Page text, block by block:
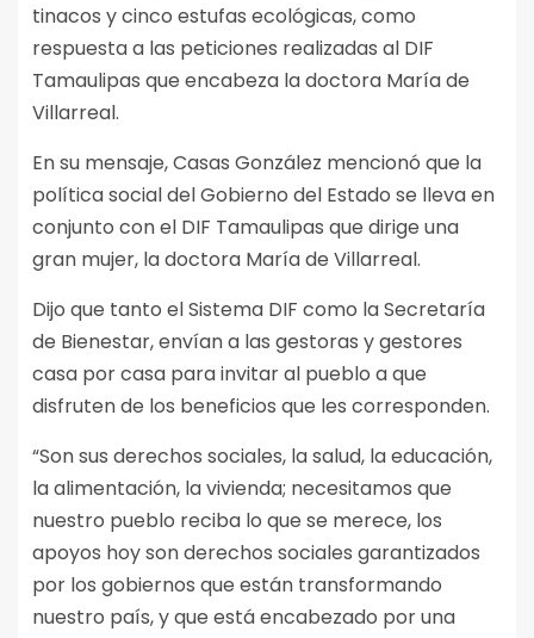
tinacos y cinco estufas ecológicas, como
respuesta a las peticiones realizadas al DIF
Tamaulipas que encabeza la doctora María de
Villarreal.
En su mensaje, Casas González mencionó que la
política social del Gobierno del Estado se lleva en
conjunto con el DIF Tamaulipas que dirige una
gran mujer, la doctora María de Villarreal.
Dijo que tanto el Sistema DIF como la Secretaría
de Bienestar, envían a las gestoras y gestores
casa por casa para invitar al pueblo a que
disfruten de los beneficios que les corresponden.
“Son sus derechos sociales, la salud, la educación,
la alimentación, la vivienda; necesitamos que
nuestro pueblo reciba lo que se merece, los
apoyos hoy son derechos sociales garantizados
por los gobiernos que están transformando
nuestro país, y que está encabezado por una